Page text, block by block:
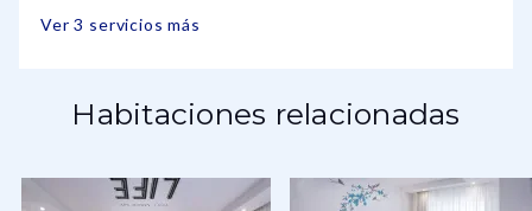
Ver 3 servicios más
Habitaciones relacionadas